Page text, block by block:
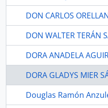
DON CARLOS
DON WALTER TERÁN
DORA GLADYS MIER
Douglas Ramón